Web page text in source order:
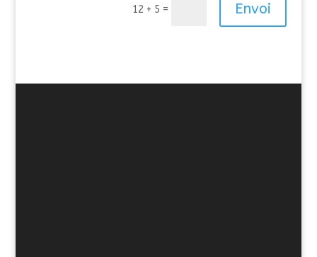
12 + 5 = Envoi